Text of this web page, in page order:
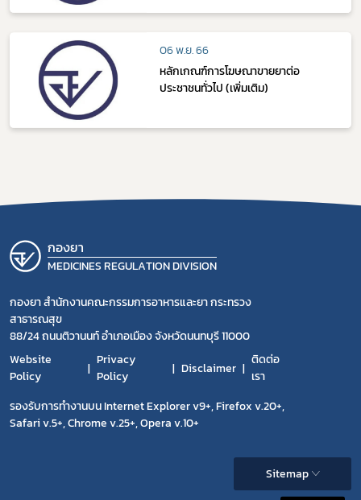
06 พ.ย. 66
หลักเกณฑ์การโฆษณาขายยาต่อ
ประชาชนทั่วไป (เพิ่มเติม)
กองยา
MEDICINES REGULATION DIVISION
กองยา สำนักงานคณะกรรมการอาหารและยา กระทรวง
สาธารณสุข
88/24 ถนนติวานนท์ อำเภอเมือง จังหวัดนนทบุรี 11000
Website
Policy
Privacy
Policy
Disclaimer
ติดต่อ
เรา
รองรับการทำงานบน Internet Explorer v9+, Firefox v.20+,
Safari v.5+, Chrome v.25+, Opera v.10+
Sitemap